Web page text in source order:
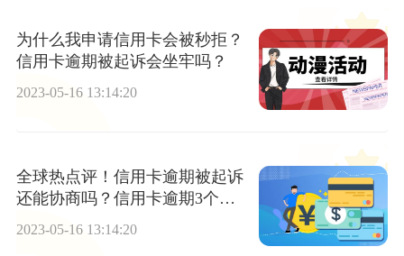
为什么我申请信用卡会被秒拒？
信用卡逾期被起诉会坐牢吗？
2023-05-16 13:14:20
全球热点评！信用卡逾期被起诉
还能协商吗？信用卡逾期3个月
2023-05-16 13:14:20